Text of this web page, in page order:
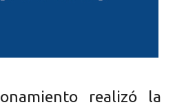
realizó la